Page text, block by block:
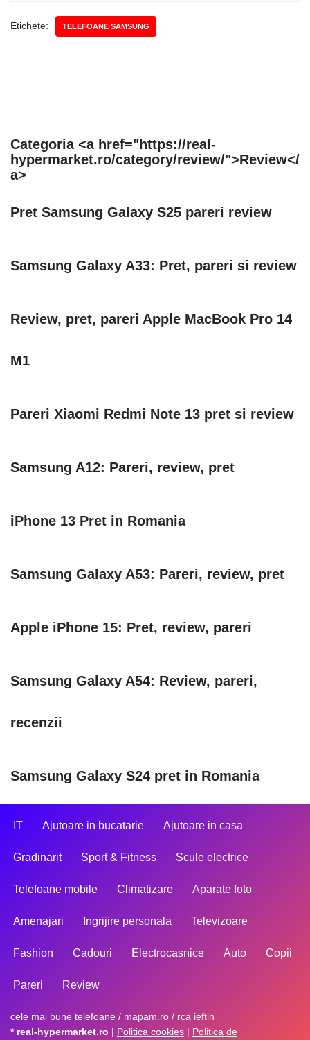
Etichete: TELEFOANE SAMSUNG
Categoria <a href="https://real-
hypermarket.ro/category/review/">Review</
a>
Pret Samsung Galaxy S25 pareri review
Samsung Galaxy A33: Pret, pareri si review
Review, pret, pareri Apple MacBook Pro 14
M1
Pareri Xiaomi Redmi Note 13 pret si review
Samsung A12: Pareri, review, pret
iPhone 13 Pret in Romania
Samsung Galaxy A53: Pareri, review, pret
Apple iPhone 15: Pret, review, pareri
Samsung Galaxy A54: Review, pareri,
recenzii
Samsung Galaxy S24 pret in Romania
IT Ajutoare in bucatarie Ajutoare in casa
Gradinarit Sport & Fitness Scule electrice
Telefoane mobile Climatizare Aparate foto
Amenajari Ingrijire personala Televizoare
Fashion Cadouri Electrocasnice Auto Copii
Pareri Review
cele mai bune telefoane / mapam.ro / rca ieftin
* real-hypermarket.ro | Politica cookies | Politica de